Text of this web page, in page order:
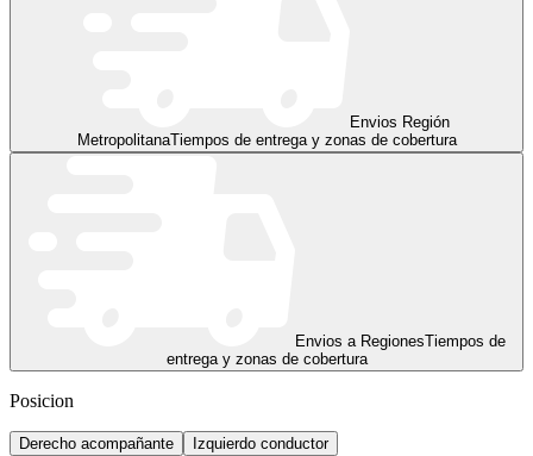
Envios Región
MetropolitanaTiempos de entrega y zonas de cobertura
Envios a RegionesTiempos de
entrega y zonas de cobertura
Posicion
Derecho acompañante Izquierdo conductor